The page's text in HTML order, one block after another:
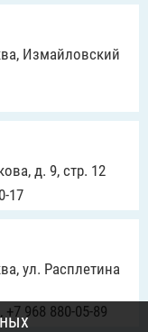
Измайловский
д. 9, стр. 12
17
ул. Расплетина
+7 968 880-05-89